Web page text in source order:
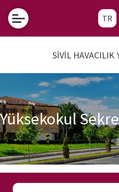
TR
Tanınan
Okul Sınav
Komisyonu
Sık
Sorulan
Sorular
SHY-
Nedir?
SİVİL HAVACILIK
Yüksekokul